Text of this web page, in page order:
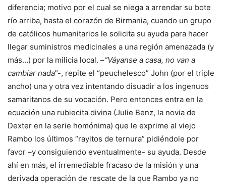
diferencia; motivo por el cual se niega a arrendar su bote
río arriba, hasta el corazón de Birmania, cuando un grupo
de católicos humanitarios le solicita su ayuda para hacer
llegar suministros medicinales a una región amenazada (y
más…) por la milicia local. –“Váyanse a casa, no van a
cambiar nada”-, repite el “peuchelesco” John (por el triple
ancho) una y otra vez intentando disuadir a los ingenuos
samaritanos de su vocación. Pero entonces entra en la
ecuación una rubiecita divina (Julie Benz, la novia de
Dexter en la serie homónima) que le exprime al viejo
Rambo los últimos “rayitos de ternura” pidiéndole por
favor –y consiguiendo eventualmente- su ayuda. Desde
ahí en más, el irremediable fracaso de la misión y una
derivada operación de rescate de la que Rambo ya no